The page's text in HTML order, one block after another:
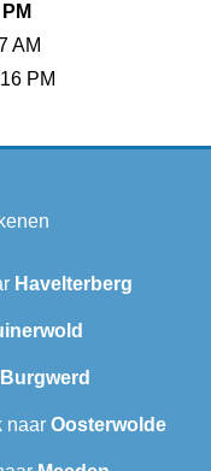
AM
PM
Havelterberg
Burgwerd
naar Oosterwolde